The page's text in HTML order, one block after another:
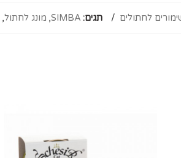
לחתולים תגים: SIMBA
, מונג לחתול,